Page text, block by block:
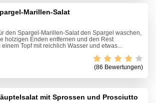
Marillen-Salat
den Spargel-Marillen-Salat den Spargel waschen,
holzigen Enden entfernen und den Rest
Topf mit reichlich Wasser und etwas...
(86 Bewertungen)
mit Sprossen und Prosciutto